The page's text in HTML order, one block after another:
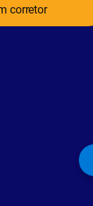
corretor